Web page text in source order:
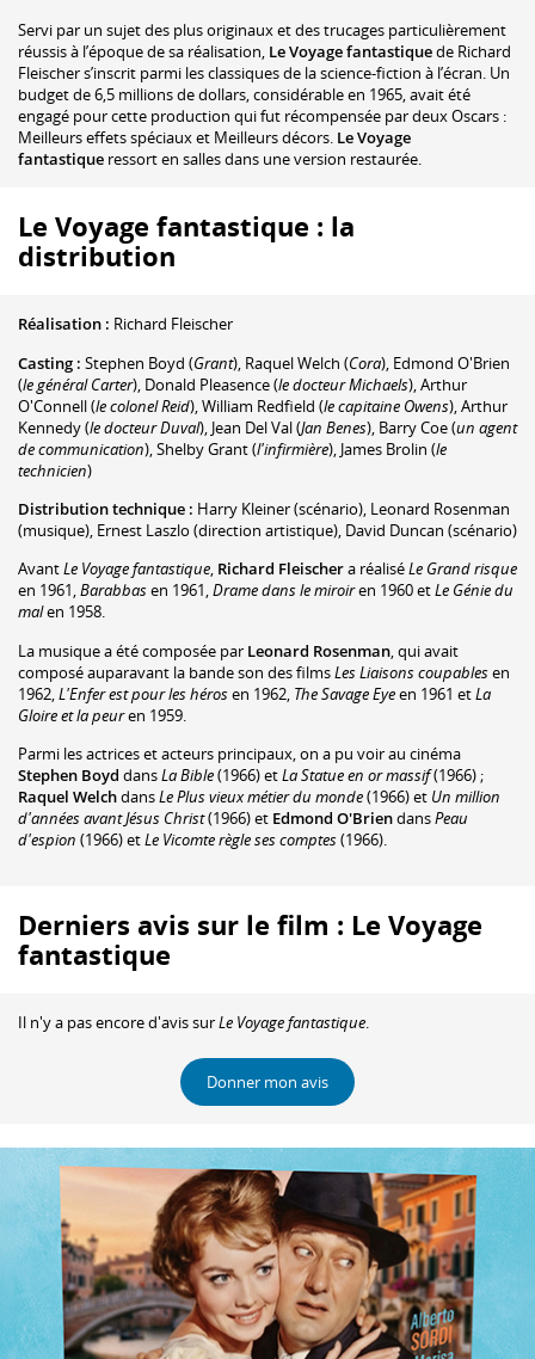
Servi par un sujet des plus originaux et des trucages particulièrement
réussis à l’époque de sa réalisation, Le Voyage fantastiquede Richard
Fleischer s’inscrit parmi les classiques de la science-fiction à l’écran. Un
budget de 6,5 millions de dollars, considérable en 1965, avait été
engagé pour cette production qui fut récompensée par deux Oscars :
Meilleurs effets spéciaux et Meilleurs décors. Le Voyage
fantastique ressort en salles dans une version restaurée.
Le Voyage fantastique : la
distribution
Réalisation : Richard Fleischer
Casting : Stephen Boyd (Grant) Raquel Welch (Cora) Edmond O'Brien
(le général Carter) Donald Pleasence(le docteur Michaels) Arthur
O'Connell(le colonel Reid) William Redfield (le capitaine Owens) Arthur
Kennedy(le docteur Duval) Jean Del Val(Jan Benes) Barry Coe(un agent
de communication) Shelby Grant(l'infirmière) James Brolin (le
technicien)
Distribution technique : Harry Kleiner(scénario), Leonard Rosenman
(musique), Ernest Laszlo (direction artistique), David Duncan (scénario)
AvantLe Voyage fantastique, Richard Fleischera réaliséLe Grand risque
en 1961,Barabbasen 1961,Drame dans le miroiren 1960 etLe Génie du
malen 1958.
La musique a été composée par Leonard Rosenman, qui avait
composé auparavant la bande son des filmsLes Liaisons coupablesen
1962,L'Enfer est pour les hérosen 1962, The Savage Eyeen 1961 etLa
Gloire et la peuren 1959.
Parmi les actrices et acteurs principaux, on a pu voir au cinéma
Stephen Boyd dansLa Bible(1966) etLa Statue en or massif(1966) ;
Raquel WelchdansLe Plus vieux métier du monde(1966) et Un million
d'années avant Jésus Christ(1966) et Edmond O'BriendansPeau
d'espion (1966) etLe Vicomte règle ses comptes(1966).
Derniers avis sur le film : Le Voyage
fantastique
Il n'y a pas encore d'avis surLe Voyage fantastique
Donner mon avis